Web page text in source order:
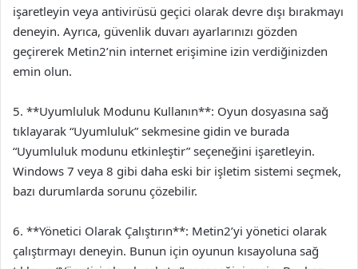
işaretleyin veya antivirüsü geçici olarak devre dışı bırakmayı
deneyin. Ayrıca, güvenlik duvarı ayarlarınızı gözden
geçirerek Metin2’nin internet erişimine izin verdiğinizden
emin olun.
5. **Uyumluluk Modunu Kullanın**: Oyun dosyasına sağ
tıklayarak “Uyumluluk” sekmesine gidin ve burada
“Uyumluluk modunu etkinleştir” seçeneğini işaretleyin.
Windows 7 veya 8 gibi daha eski bir işletim sistemi seçmek,
bazı durumlarda sorunu çözebilir.
6. **Yönetici Olarak Çalıştırın**: Metin2’yi yönetici olarak
çalıştırmayı deneyin. Bunun için oyunun kısayoluna sağ